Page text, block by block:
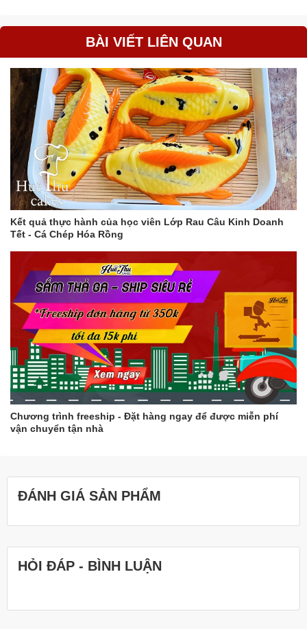
BÀI VIẾT LIÊN QUAN
Kết quả thực hành của học viên Lớp Rau Câu Kinh Doanh
Tết - Cá Chép Hóa Rồng
Chương trình freeship - Đặt hàng ngay để được miễn phí
vận chuyển tận nhà
ĐÁNH GIÁ SẢN PHẨM
HỎI ĐÁP - BÌNH LUẬN